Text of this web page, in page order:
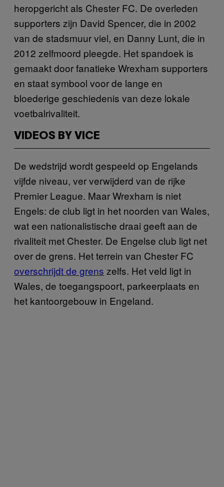
heropgericht als Chester FC. De overleden
supporters zijn David Spencer, die in 2002
van de stadsmuur viel, en Danny Lunt, die in
2012 zelfmoord pleegde. Het spandoek is
gemaakt door fanatieke Wrexham supporters
en staat symbool voor de lange en
bloederige geschiedenis van deze lokale
voetbalrivaliteit.
VIDEOS BY VICE
De wedstrijd wordt gespeeld op Engelands
vijfde niveau, ver verwijderd van de rijke
Premier League. Maar Wrexham is niet
Engels: de club ligt in het noorden van Wales,
wat een nationalistische draai geeft aan de
rivaliteit met Chester. De Engelse club ligt net
over de grens. Het terrein van Chester FC
overschrijdt de grens zelfs. Het veld ligt in
Wales, de toegangspoort, parkeerplaats en
het kantoorgebouw in Engeland.